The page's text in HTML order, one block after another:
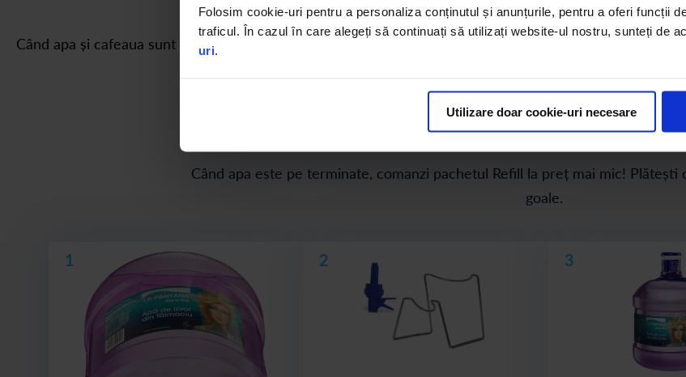
Folosim cookie-uri pentru a personaliza conținutul și anunțurile, pentru a oferi funcții
traficul. În cazul în care alegeți să continuați să utilizați website-ul nostru, sunteți de
uri.
Utilizare doar cookie-uri necesare
Când apa și cafeaua sunt pe terminate, comanzi doar pachetul Refill la preț mai mic. Plătești doar
Când apa este pe terminate, comanzi pachetul Refill la preț mai mic!
goale.
1 2 3